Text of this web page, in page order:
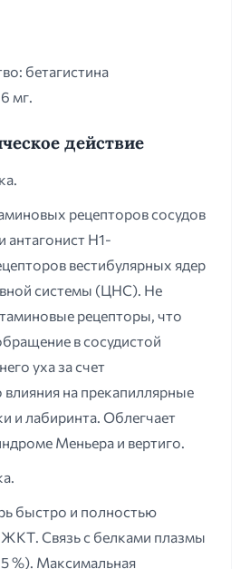
бетагистина
мг.
действие
рецепторов сосудов
антагонист H1-
вестибулярных ядер
системы (ЦНС). Не
рецепторы, что
в сосудистой
уха за счет
на прекапиллярные
и лабиринта. Облегчает
Меньера и вертиго.
быстро и полностью
ЖКТ. Связь с белками плазмы
%). Максимальная